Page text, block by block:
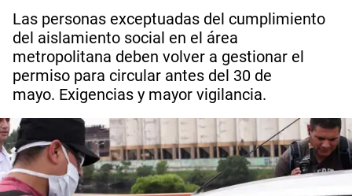
Las personas exceptuadas del cumplimiento
del aislamiento social en el área
metropolitana deben volver a gestionar el
permiso para circular antes del 30 de
mayo. Exigencias y mayor vigilancia.